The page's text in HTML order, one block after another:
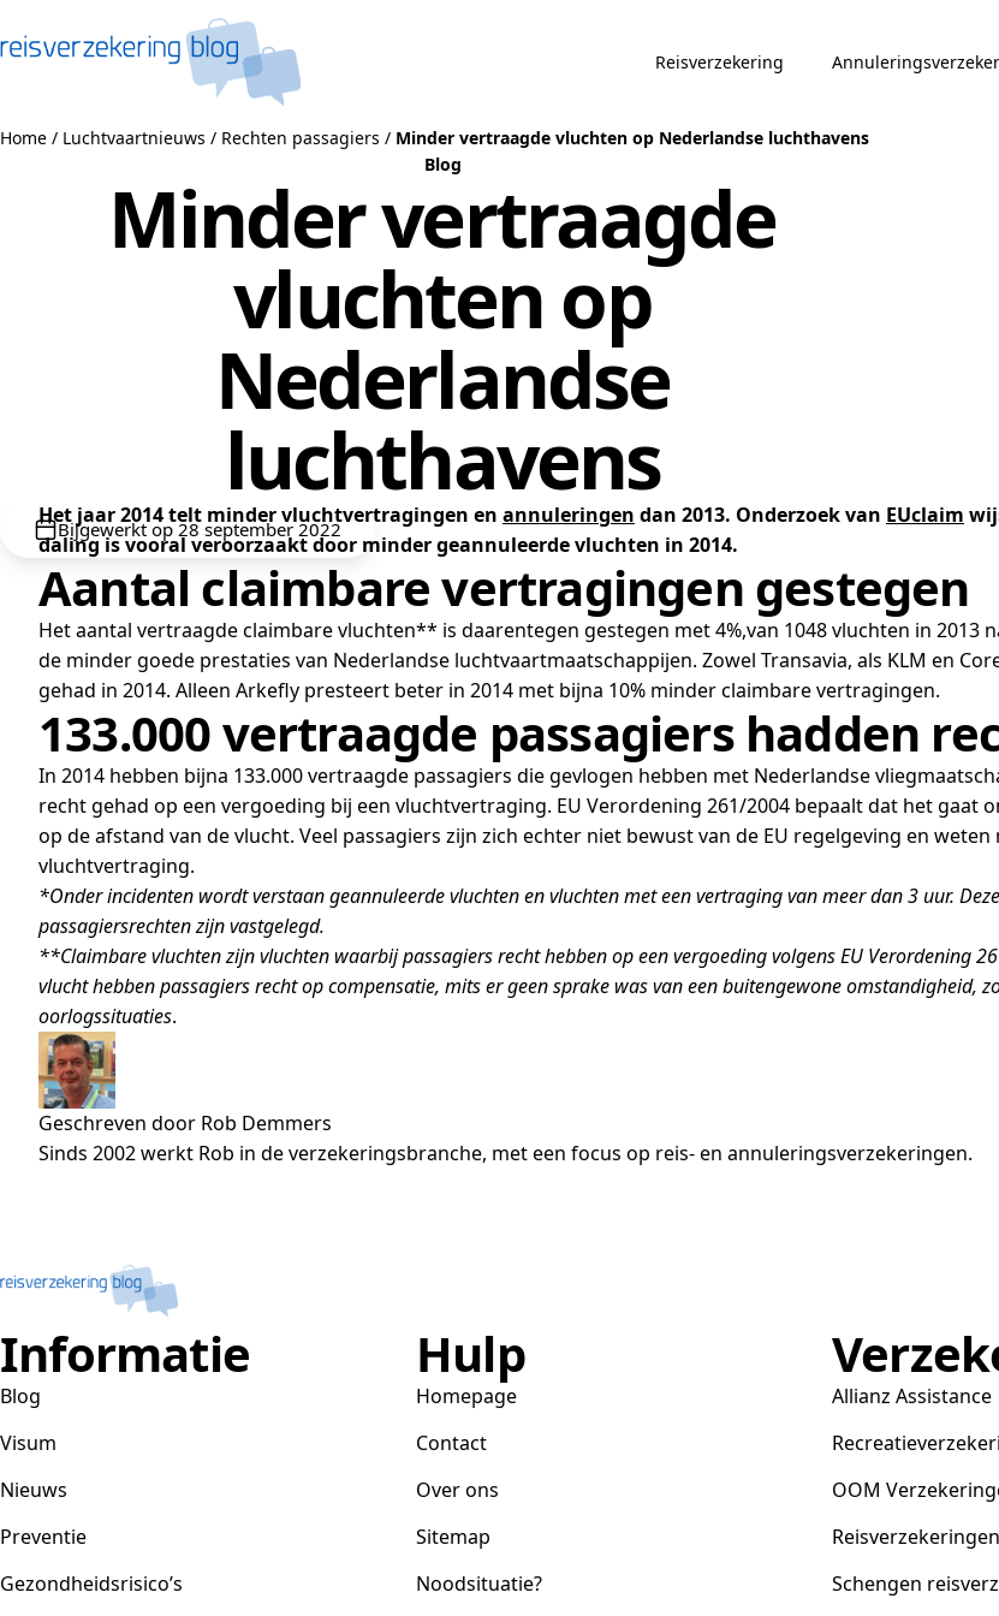
Reisverzekering
Home / Luchtvaartnieuws / Rechten passagiers / Minder vertraagde vluchten op Nederlandse luchthavens
Blog
Minder vertraagde
vluchten op
Nederlandse
luchthavens
Bijgewerkt op 28 september 2022
Het jaar 2014 telt minder vluchtvertragingen en annuleringen dan 2013. Onderzoek van EUclaim
daling is vooral veroorzaakt door minder geannuleerde vluchten in 2014.
Aantal claimbare vertragingen gestegen
Het aantal vertraagde claimbare vluchten** is daarentegen gestegen met 4%,van 1048 vluchten in 2013
de minder goede prestaties van Nederlandse luchtvaartmaatschappijen. Zowel Transavia, als KLM en
gehad in 2014. Alleen Arkefly presteert beter in 2014 met bijna 10% minder claimbare vertragingen.
133.000 vertraagde passagiers hadden
In 2014 hebben bijna 133.000 vertraagde passagiers die gevlogen hebben met Nederlandse
recht gehad op een vergoeding bij een vluchtvertraging. EU Verordening 261/2004 bepaalt dat het gaat
op de afstand van de vlucht. Veel passagiers zijn zich echter niet bewust van de EU regelgeving en
vluchtvertraging.
*Onder incidenten wordt verstaan geannuleerde vluchten en vluchten met een vertraging van meer dan 3 uur.
passagiersrechten zijn vastgelegd.
**Claimbare vluchten zijn vluchten waarbij passagiers recht hebben op een vergoeding volgens EU Verordening
vlucht hebben passagiers recht op compensatie, mits er geen sprake was van een buitengewone omstandigheid,
oorlogssituaties.
Geschreven door Rob Demmers
Sinds 2002 werkt Rob in de verzekeringsbranche, met een focus op reis- en annuleringsverzekeringen.
Informatie
Blog
Visum
Nieuws
Preventie
Gezondheidsrisico’s
Hulp
Homepage
Contact
Over ons
Sitemap
Noodsituatie?
Allianz Assistance
OOM
Reisverzekeringen
Schengen